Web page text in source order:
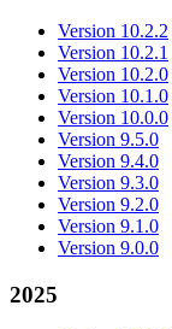
Version 10.2.2
Version 10.2.1
Version 10.2.0
Version 10.1.0
Version 10.0.0
Version 9.5.0
Version 9.4.0
Version 9.3.0
Version 9.2.0
Version 9.1.0
Version 9.0.0
2025